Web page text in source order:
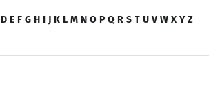
D E F G H I J K L M N O P Q R S T U V W X Y Z